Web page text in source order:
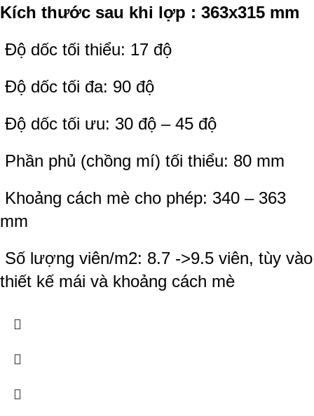
Kích thước sau khi lợp : 363x315 mm
Độ dốc tối thiểu: 17 độ
Độ dốc tối đa: 90 độ
Độ dốc tối ưu: 30 độ – 45 độ
Phần phủ (chồng mí) tối thiểu: 80 mm
Khoảng cách mè cho phép: 340 – 363
mm
Số lượng viên/m2: 8.7 ->9.5 viên, tùy vào
thiết kế mái và khoảng cách mè